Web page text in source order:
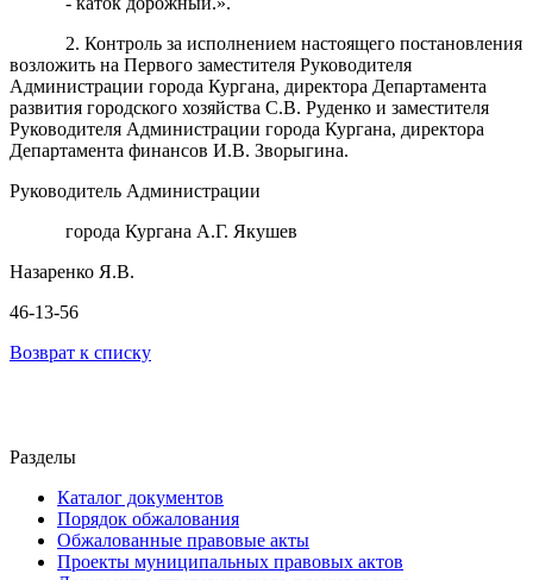
2. Контроль за исполнением настоящего постановления
возложить на Первого заместителя Руководителя
Администрации города Кургана, директора Департамента
развития городского хозяйства С.В. Руденко и заместителя
Руководителя Администрации города Кургана, директора
Департамента финансов И.В. Зворыгина.
Руководитель Администрации
города Кургана А.Г. Якушев
Назаренко Я.В.
46-13-56
Возврат к списку
Разделы
Каталог документов
Порядок обжалования
Обжалованные правовые акты
Проекты муниципальных правовых актов